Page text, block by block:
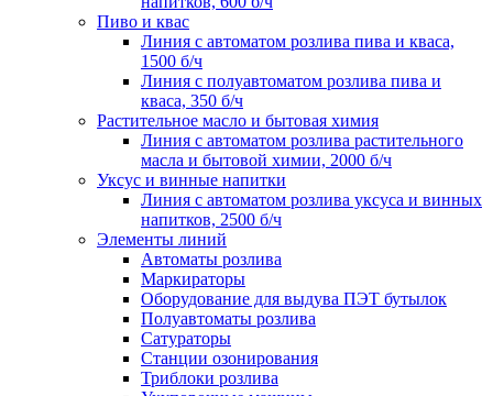
Пиво и квас
Линия с автоматом розлива пива и кваса,
1500 б/ч
Линия с полуавтоматом розлива пива и
кваса, 350 б/ч
Растительное масло и бытовая химия
Линия с автоматом розлива растительного
масла и бытовой химии, 2000 б/ч
Уксус и винные напитки
Линия с автоматом розлива уксуса и винных
напитков, 2500 б/ч
Элементы линий
Автоматы розлива
Маркираторы
Оборудование для выдува ПЭТ бутылок
Полуавтоматы розлива
Сатураторы
Станции озонирования
Триблоки розлива